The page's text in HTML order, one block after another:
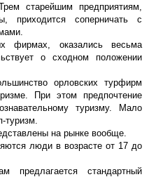
старейшим предприятиям,
приходится соперничать с
фирмах, оказались весьма
о сходном положении
орловских турфирм
При этом предпочтение
туризму. Мало
на рынке вообще.
люди в возрасте от 17 до
предлагается стандартный